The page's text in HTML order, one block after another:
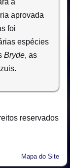
a
aprovada
foi
espécies
Bryde, as
reservados
Mapa do Site